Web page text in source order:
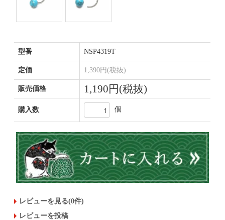
型番 NSP4319T
定価 1,390円(税抜)
販売価格 1,190円(税抜)
購入数 個
レビューを見る(0件)
レビューを投稿